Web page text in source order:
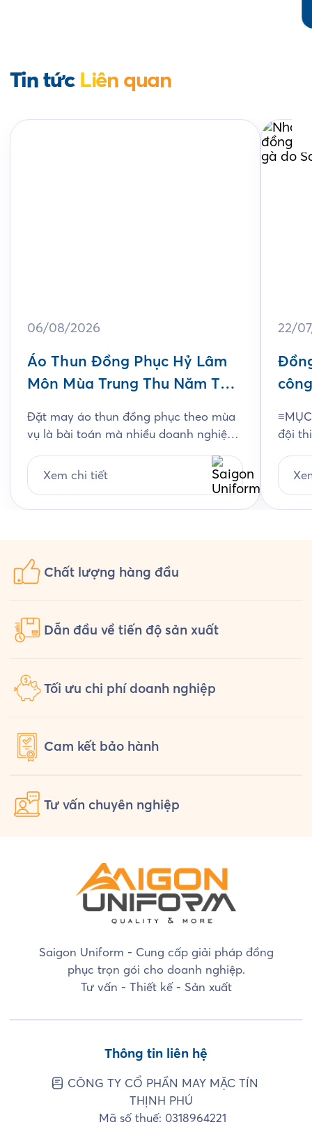
Tin tức Liên quan
06/08/2026
Áo Thun Đồng Phục Hỷ Lâm
Môn Mùa Trung Thu Năm Thứ
Đặt may áo thun đồng phục theo mùa
vụ là bài toán mà nhiều doanh nghiệp
Hỷ Lâm Môn cũng vậy. Cứ đến hẹn lại
lên, mỗi năm khi mùa bánh Trung Thu
Xem chi tiết
22/
đội
thiết
chi
Chất lượng hàng đầu
Dẫn đầu về tiến độ sản xuất
Tối ưu chi phí doanh nghiệp
Cam kết bảo hành
Tư vấn chuyên nghiệp
Saigon Uniform - Cung cấp giải pháp đồng
phục trọn gói cho doanh nghiệp.
Tư vấn - Thiết kế - Sản xuất
Thông tin liên hệ
CÔNG TY CỔ PHẦN MAY MẶC TÍN
THỊNH PHÚ
Mã số thuế: 0318964221